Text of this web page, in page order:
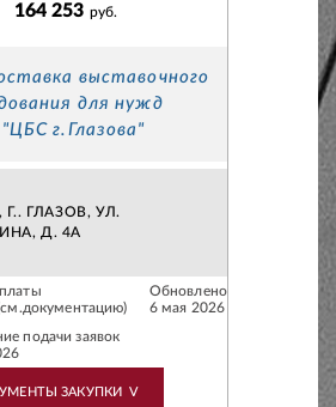
164 253 руб.
выставочного
для нужд
г.Глазова"
Г.. ГЛАЗОВ, УЛ.
Д. 4А
Обновлено
6 мая 2026
подачи заявок
ЗАКУПКИ V